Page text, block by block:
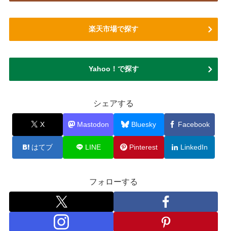
楽天市場で探す
Yahoo！で探す
シェアする
X Mastodon Bluesky Facebook
はてブ LINE Pinterest LinkedIn
フォローする